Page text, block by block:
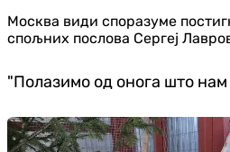
Москва види споразуме
спољних послова Сергеј
"Полазимо од онога што нам